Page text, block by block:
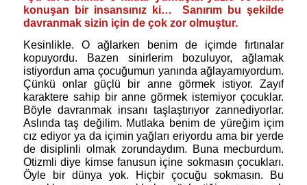
konuşan bir insansınız ki… Sanırım bu şekilde
davranmak sizin için de çok zor olmuştur.
Kesinlikle. O ağlarken benim de içimde fırtınalar
kopuyordu. Bazen sinirlerim bozuluyor, ağlamak
istiyordun ama çocuğumun yanında ağlayamıyordum.
Çünkü onlar güçlü bir anne görmek istiyor. Zayıf
karaktere sahip bir anne görmek istemiyor çocuklar.
Böyle davranmak insanı taşlaştırıyor zannediyorlar.
Aslında taş değilim. Mutlaka benim de yüreğim içim
cız ediyor ya da içimin yağları eriyordu ama bir yerde
de disiplinli olmak zorundaydım. Buna mecburdum.
Otizmli diye kimse fanusun içine sokmasın çocukları.
Öyle bir dünya yok. Hiçbir çocuğu sokmasın. Bu